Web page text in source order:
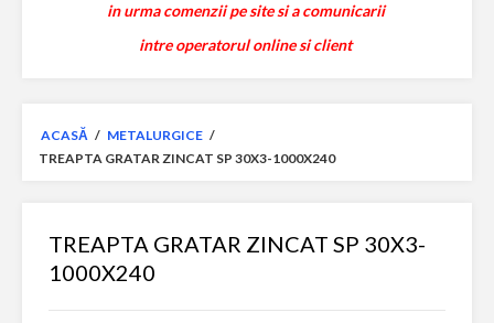
in urma comenzii pe site si a comunicarii
intre operatorul online si client
ACASĂ / METALURGICE /
TREAPTA GRATAR ZINCAT SP 30X3-1000X240
TREAPTA GRATAR ZINCAT SP 30X3-
1000X240